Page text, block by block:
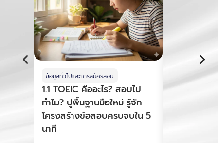
ข้อมูลทั่วไปและการสมัครสอบ
1.1 TOEIC คืออะไร? สอบไป
ทำไม? ปูพื้นฐานมือใหม่ รู้จัก
โครงสร้างข้อสอบครบจบใน 5
นาที
ข้อมูลทั่วไปและก
1.2 วิธีสมัค